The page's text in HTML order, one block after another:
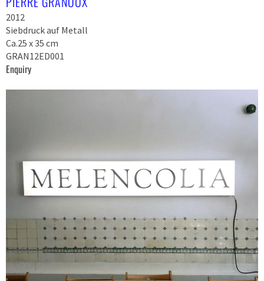
2012
Siebdruck auf Metall
Ca.25 x 35 cm
GRAN12ED001
Enquiry